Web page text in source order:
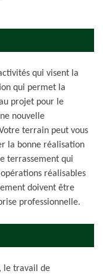
qui visent la
qui permet la
projet pour le
nouvelle
terrain peut vous
la bonne réalisation
terrassement qui
réalisables
doivent être
professionnelle.
le travail de